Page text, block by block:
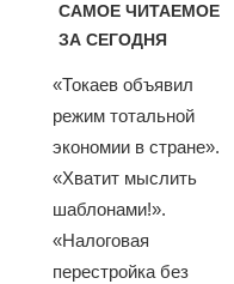
САМОЕ ЧИТАЕМОЕ
ЗА СЕГОДНЯ
«Токаев объявил
режим тотальной
экономии в стране».
«Хватит мыслить
шаблонами!».
«Налоговая
перестройка без